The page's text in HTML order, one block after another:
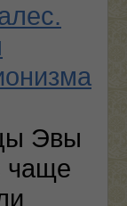
Эвы
чаще